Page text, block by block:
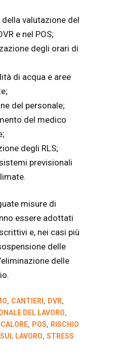
della valutazione del
e nel POS;
degli orari di
di acqua e aree
del personale;
del medico
degli RLS;
previsionali
misure di
essere adottati
e, nei casi più
delle
delle
CANTIERI DVR
DEL LAVORO
POS
RISCHIO
LAVORO STRESS